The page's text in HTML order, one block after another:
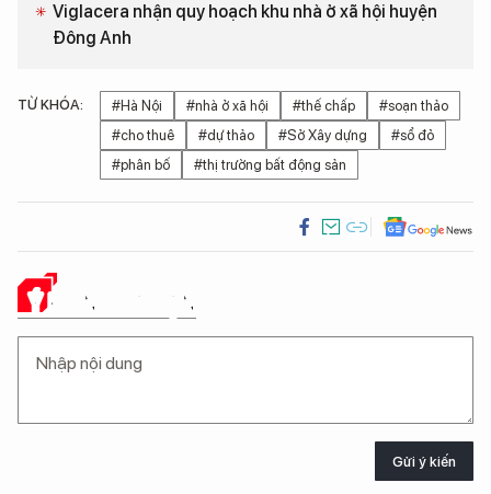
Viglacera nhận quy hoạch khu nhà ở xã hội huyện
Đông Anh
TỪ KHÓA: #Hà Nội #nhà ở xã hội #thế chấp
#soạn thảo
#cho thuê
#dự thảo #Sở Xây dựng
#sổ đỏ
#phân bố
#thị trường bất động sản
Ý KIẾN CỦA BẠN
Gửi ý kiến